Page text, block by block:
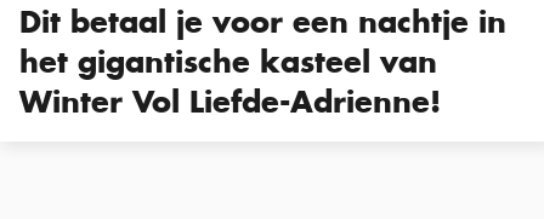
Dit betaal je voor een nachtje in
het gigantische kasteel van
Winter Vol Liefde-Adrienne!